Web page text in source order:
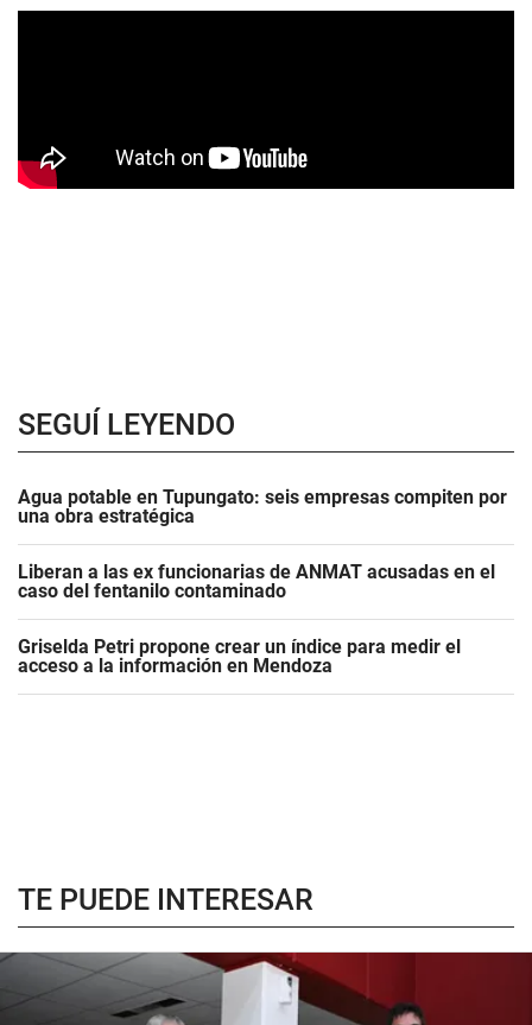
SEGUÍ LEYENDO
Agua potable en Tupungato: seis empresas compiten por
una obra estratégica
Liberan a las ex funcionarias de ANMAT acusadas en el
caso del fentanilo contaminado
Griselda Petri propone crear un índice para medir el
acceso a la información en Mendoza
TE PUEDE INTERESAR